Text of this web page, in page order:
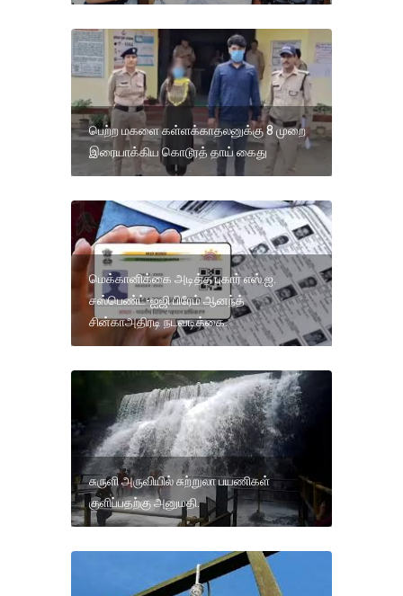
பெற்ற மகளை கள்ளக்காதலனுக்கு 8 முறை
இரையாக்கிய கொடூரத் தாய் கைது
மெக்கானிக்கை அடித்த புகார் எஸ்.ஐ.
சஸ்பெண்ட்-ஐஜி பிரேம் ஆனந்த்
சின்காஅதிரடி நடவடிக்கை.
சுருளி அருவியில் சுற்றுலா பயணிகள்
குளிப்பதற்கு அனுமதி.